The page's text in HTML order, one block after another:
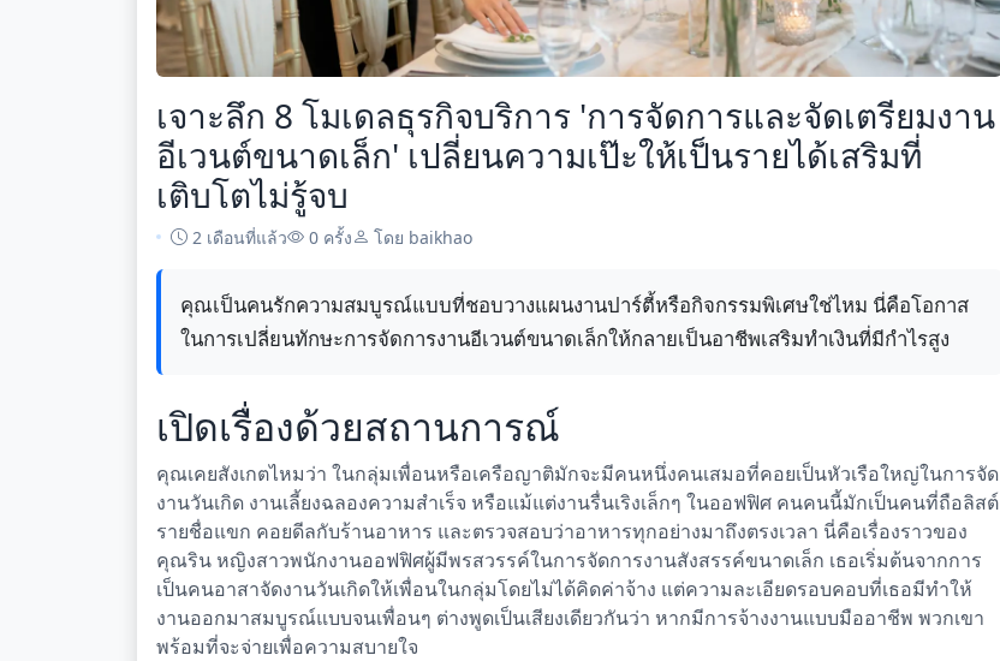
เจาะลึก 8 โมเดลธุรกิจบริการ 'การจัดการและจัดเตรียมงาน
อีเวนต์ขนาดเล็ก' เปลี่ยนความเป๊ะให้เป็นรายได้เสริมที่
เติบโตไม่รู้จบ
2 เดือนที่แล้ว 0 ครั้ง โดย baikhao
คุณเป็นคนรักความสมบูรณ์แบบที่ชอบวางแผนงานปาร์ตี้หรือกิจกรรมพิเศษใช่ไหม นี่คือโอกาส
ในการเปลี่ยนทักษะการจัดการงานอีเวนต์ขนาดเล็กให้กลายเป็นอาชีพเสริมทำเงินที่มีกำไรสูง
เปิดเรื่องด้วยสถานการณ์
คุณเคยสังเกตไหมว่า ในกลุ่มเพื่อนหรือเครือญาติมักจะมีคนหนึ่งคนเสมอที่คอยเป็นหัวเรือใหญ่ในการจัด
งานวันเกิด งานเลี้ยงฉลองความสำเร็จ หรือแม้แต่งานรื่นเริงเล็กๆ ในออฟฟิศ คนคนนี้มักเป็นคนที่ถือลิสต์
รายชื่อแขก คอยดีลกับร้านอาหาร และตรวจสอบว่าอาหารทุกอย่างมาถึงตรงเวลา นี่คือเรื่องราวของ
คุณริน หญิงสาวพนักงานออฟฟิศผู้มีพรสวรรค์ในการจัดการงานสังสรรค์ขนาดเล็ก เธอเริ่มต้นจากการ
เป็นคนอาสาจัดงานวันเกิดให้เพื่อนในกลุ่มโดยไม่ได้คิดค่าจ้าง แต่ความละเอียดรอบคอบที่เธอมีทำให้
งานออกมาสมบูรณ์แบบจนเพื่อนๆ ต่างพูดเป็นเสียงเดียวกันว่า หากมีการจ้างงานแบบมืออาชีพ พวกเขา
พร้อมที่จะจ่ายเพื่อความสบายใจ